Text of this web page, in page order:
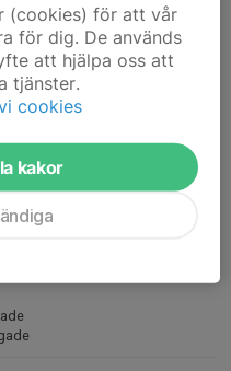
(cookies) för att vår
för dig. De används
att hjälpa oss att
tjänster.
cookies
kakor